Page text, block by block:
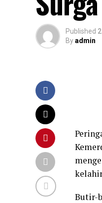
Published
Byadmin
Butir-